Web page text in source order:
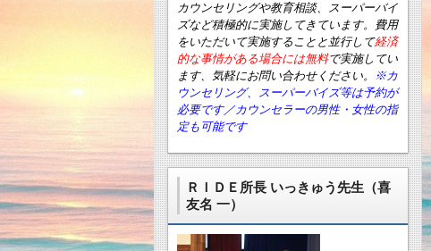
カウンセリングや教育相談、スーパーバイ
ズなど積極的に実施してきています。費用
をいただいて実施することと並行して経済
的な事情がある場合には無料で実施してい
ます、気軽にお問い合わせください。
※カ
ウンセリング、スーパーバイズ等は予約が
必要です／カウンセラーの男性・女性の指
定も可能です
ＲＩＤＥ所長 いっきゅう先生（喜
友名 一）